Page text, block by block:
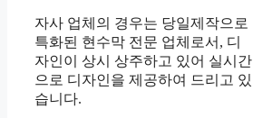
자사 업체의 경우는 당일제작으로
특화된 현수막 전문 업체로서, 디
자인이 상시 상주하고 있어 실시간
으로 디자인을 제공하여 드리고 있
습니다.